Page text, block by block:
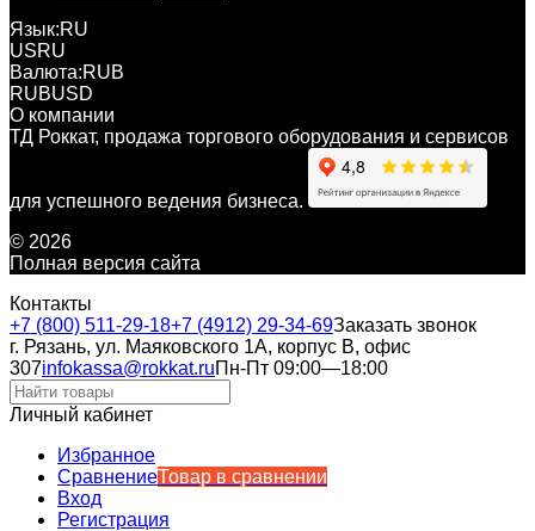
Язык:RU
USRU
Валюта:RUB
RUBUSD
О компании
ТД Роккат, продажа торгового оборудования и сервисов
для успешного ведения бизнеса.
© 2026
Полная версия сайта
Контакты
+7 (800) 511-29-18+7 (4912) 29-34-69Заказать звонок
г. Рязань, ул. Маяковского 1А, корпус B, офис
307infokassa@rokkat.ruПн-Пт 09:00—18:00
Личный кабинет
Избранное
СравнениеТовар в сравнении
Вход
Регистрация